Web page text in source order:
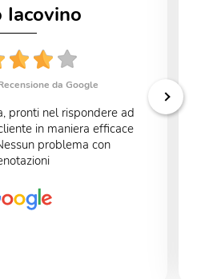
Iacovino
da Google
pronti nel rispondere ad
in maniera efficace
problema con